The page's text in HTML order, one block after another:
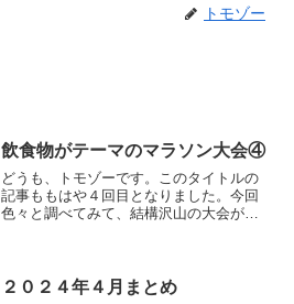
トモゾー
飲食物がテーマのマラソン大会④
どうも、トモゾーです。このタイトルの
記事ももはや４回目となりました。今回
色々と調べてみて、結構沢山の大会があ
「富里スイカロードレース...
２０２４年４月まとめ